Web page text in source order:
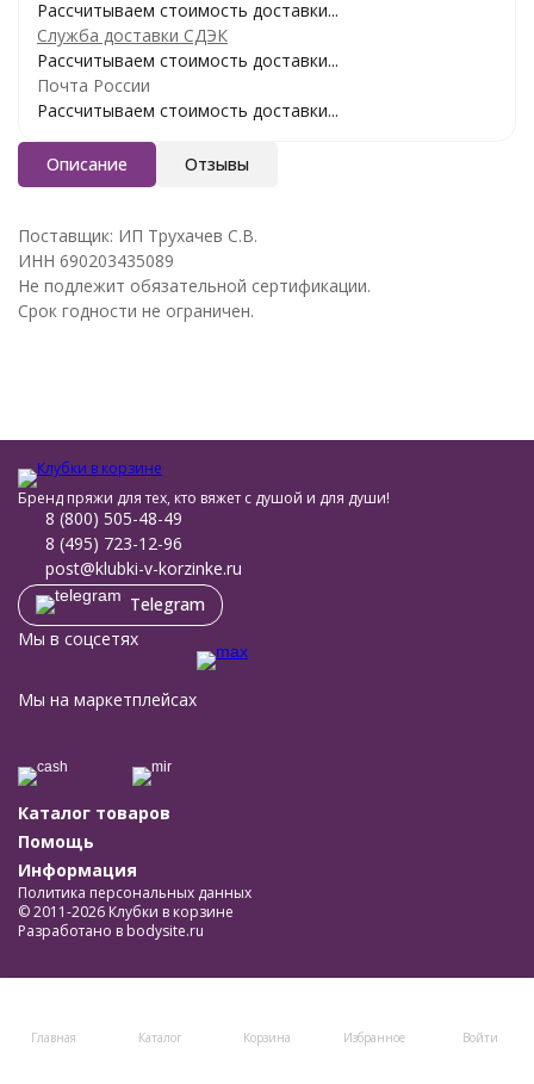
Рассчитываем стоимость доставки...
Служба доставки СДЭК
Рассчитываем стоимость доставки...
Почта России
Рассчитываем стоимость доставки...
Описание Отзывы
Поставщик: ИП Трухачев С.В.
ИНН 690203435089
Не подлежит обязательной сертификации.
Срок годности не ограничен.
Главная Каталог Корзина Избранное Войти
Бренд пряжи для тех, кто вяжет с душой и для души!
8 (800) 505-48-49
8 (495) 723-12-96
post@klubki-v-korzinke.ru
Telegram
Мы в соцсетях
Мы на маркетплейсах
Каталог товаров
Помощь
Информация
Политика персональных данных
© 2011-2026 Клубки в корзине
Разработано в bodysite.ru